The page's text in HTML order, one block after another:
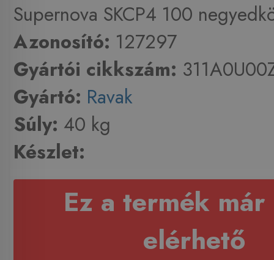
Supernova SKCP4 100
Azonosító: 127297
Gyártói cikkszám:
Gyártó: Ravak
Súly: 40 kg
Készlet:
Ez a termék már
elérhető